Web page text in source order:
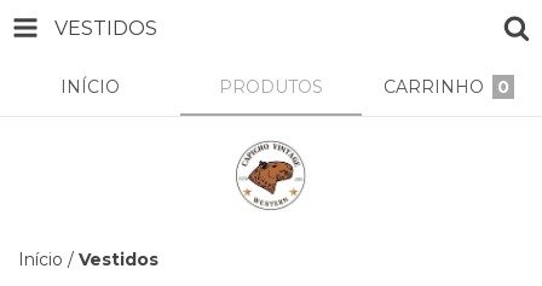
VESTIDOS
INÍCIO PRODUTOS CARRINHO 0
Início / Vestidos